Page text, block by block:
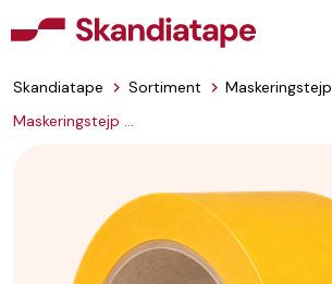
Skandiatape Sortiment
Maskeringstejp
Maskeringstejp Washi Gold 81